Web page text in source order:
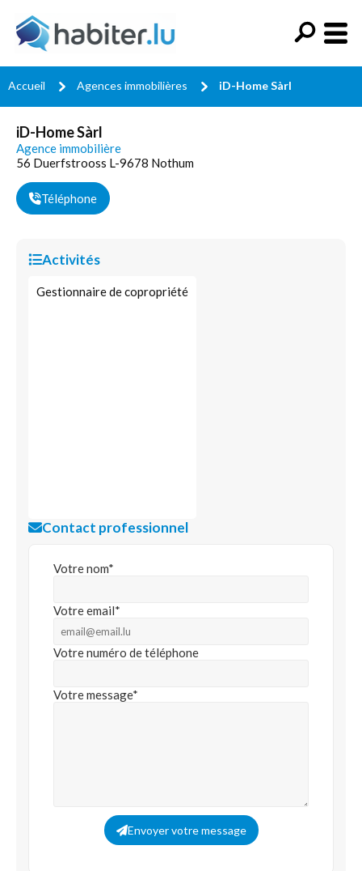
Accueil Agences immobilières iD-Home Sàrl
iD-Home Sàrl
Agence immobilière
56 Duerfstrooss L-9678 Nothum
Téléphone
Activités
Gestionnaire de copropriété
Contact professionnel
Votre nom*
Votre email*
Votre numéro de téléphone
Votre message*
Envoyer votre message